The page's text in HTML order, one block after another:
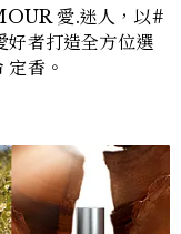
愛.迷人，以#
好者打造全方位選
定香。